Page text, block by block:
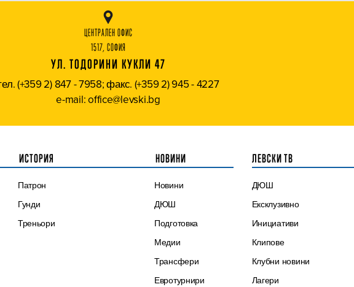
ЦЕНТРАЛЕН ОФИС
1517, СОФИЯ
УЛ. ТОДОРИНИ КУКЛИ 47
(+359 2) 847 - 7958; факс. (+359 2) 945 - 4227
e-mail: office@levski.bg
ИСТОРИЯ
Патрон
Гунди
Треньори
НОВИНИ
Новини
ДЮШ
Подготовка
Медии
Трансфери
Евротурнири
ЛЕВСКИ ТВ
ДЮШ
Ексклузивно
Инициативи
Клипове
Клубни новини
Лагери